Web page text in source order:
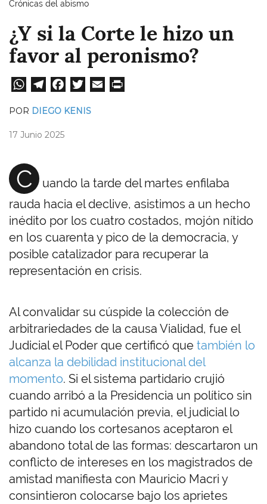
Crónicas del abismo
¿Y si la Corte le hizo un
favor al peronismo?
W
A
pp
Te
a
Fa
POR DIEGO KENIS
17 Junio 2025
C
uando la tarde del martes enfilaba
rauda hacia el declive, asistimos a un hecho
inédito por los cuatro costados, mojón nítido
en los cuarenta y pico de la democracia, y
posible catalizador para recuperar la
representación en crisis.
Al convalidar su cúspide la colección de
arbitrariedades de la causa Vialidad, fue el
Judicial el Poder que certificó que también lo
alcanza la debilidad institucional del
momento. Si el sistema partidario crujió
cuando arribó a la Presidencia un político sin
partido ni acumulación previa, el judicial lo
hizo cuando los cortesanos aceptaron el
abandono total de las formas: descartaron un
conflicto de intereses en los magistrados de
amistad manifiesta con Mauricio Macri y
consintieron colocarse bajo los aprietes